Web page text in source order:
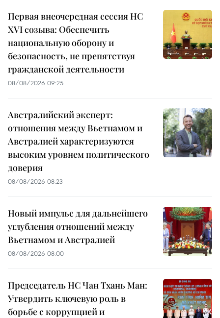
Первая внеочередная сессия НС
XVI созыва: Обеспечить
национальную оборону и
безопасность, не препятствуя
гражданской деятельности
08/08/2026 09:25
Австралийский эксперт:
отношения между Вьетнамом и
Австралией характеризуются
высоким уровнем политического
доверия
08/08/2026 08:23
Новый импульс для дальнейшего
углубления отношений между
Вьетнамом и Австралией
08/08/2026 08:00
Председатель НС Чан Тхань Ман:
Утвердить ключевую роль в
борьбе с коррупцией и